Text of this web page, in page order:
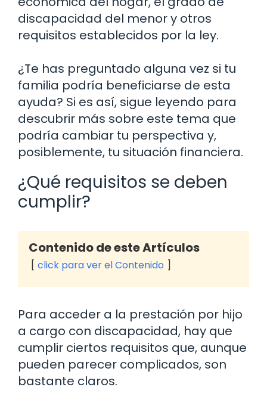
discapacidad del menor y otros
requisitos establecidos por la ley.
¿Te has preguntado alguna vez si tu
familia podría beneficiarse de esta
ayuda? Si es así, sigue leyendo para
descubrir más sobre este tema que
podría cambiar tu perspectiva y,
posiblemente, tu situación financiera.
¿Qué requisitos se deben
cumplir?
Contenido de este Artículos
click para ver el Contenido
Para acceder a la prestación por hijo
a cargo con discapacidad, hay que
cumplir ciertos requisitos que, aunque
pueden parecer complicados, son
bastante claros.